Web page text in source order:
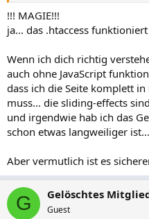
Code:
RewriteCond
RewriteRule (.*)
Bei mir lädt die Webseite in
dem Laden von dem Intro
nicht auf "Kontakt" klicken -
Beim Formular sehe ich
"Please enter your name."
deutsch.
!!! MAGIE!!!
ja... das .htaccess
Wenn ich dich richtig
auch ohne JavaScript
dass ich die Seite komplett
muss... die sliding-effects
und irgendwie hab ich das
schon etwas langweiliger ist...
Aber vermutlich ist es
G Gelöschtes
Guest